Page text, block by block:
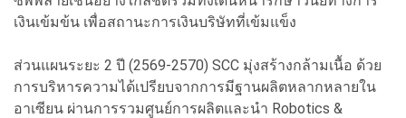
เงินเข้มข้น เพื่อสถานะการเงินบริษัทที่เข้มแข็ง
ส่วนแผนระยะ 2 ปี (2569-2570) SCC มุ่งสร้างกล้ามเนื้อ ด้วย
การบริหารความได้เปรียบจากการมีฐานผลิตหลากหลายใน
อาเซียน ผ่านการรวมศูนย์การผลิตและนำ Robotics &